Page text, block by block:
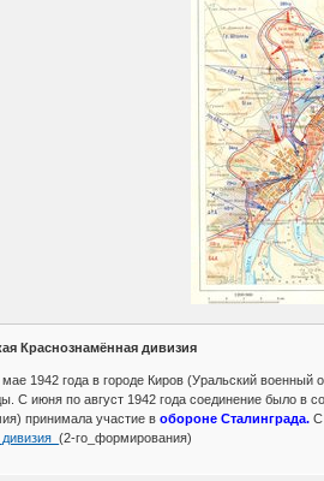
Краснознамённая дивизия
1942 года в городе Киров (Уральский
С июня по август 1942 года соединение было в
принимала участие в обороне Сталинграда. С
(2-го_формирования)